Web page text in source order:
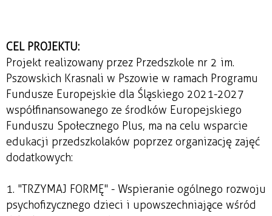
CEL PROJEKTU:
Projekt realizowany przez Przedszkole nr 2 im.
Pszowskich Krasnali w Pszowie w ramach Programu
Fundusze Europejskie dla Śląskiego 2021-2027
współfinansowanego ze środków Europejskiego
Funduszu Społecznego Plus, ma na celu wsparcie
edukacji przedszkolaków poprzez organizację zajęć
dodatkowych:
1. "TRZYMAJ FORMĘ" - Wspieranie ogólnego rozwoju
psychofizycznego dzieci i upowszechniające wśród